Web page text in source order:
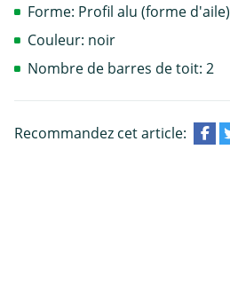
Forme: Profil alu (forme d'aile)
Couleur: noir
Nombre de barres de toit: 2
Recommandez cet article: